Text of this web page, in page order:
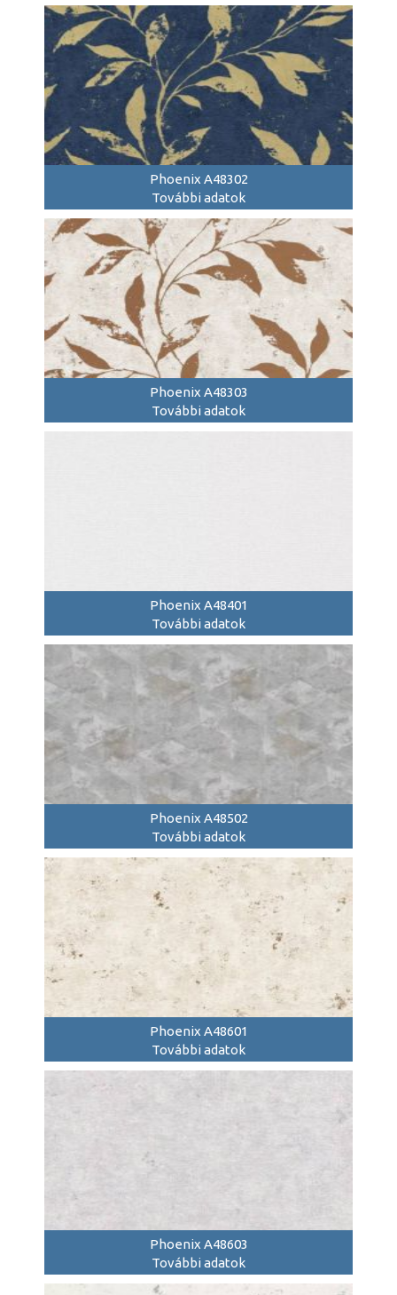
Phoenix A48302
További adatok
Phoenix A48303
További adatok
Phoenix A48401
További adatok
Phoenix A48502
További adatok
Phoenix A48601
További adatok
Phoenix A48603
További adatok